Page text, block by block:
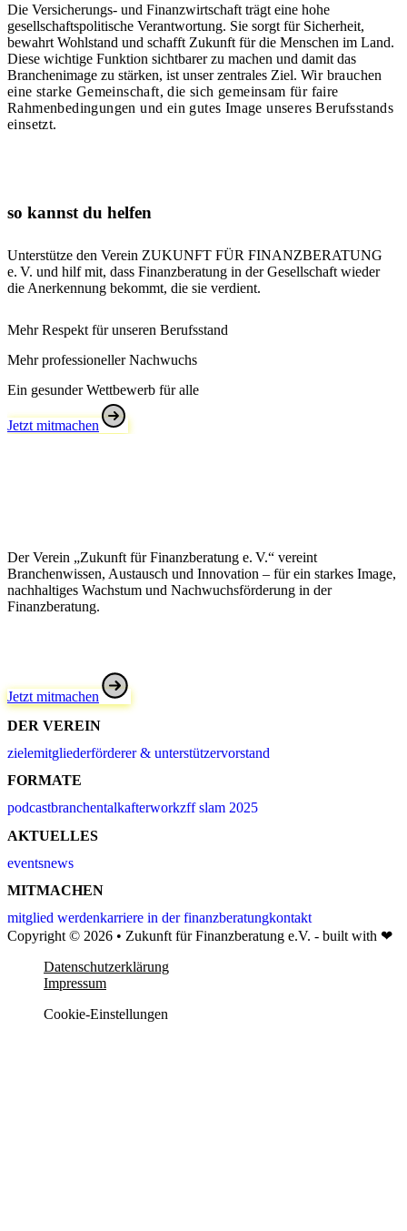
Die Versicherungs- und Finanzwirtschaft trägt eine hohe
gesellschaftspolitische Verantwortung. Sie sorgt für Sicherheit,
bewahrt Wohlstand und schafft Zukunft für die Menschen im Land.
Diese wichtige Funktion sichtbarer zu machen und damit das
Branchenimage zu stärken, ist unser zentrales Ziel. Wir brauchen
eine starke Gemeinschaft, die sich gemeinsam für faire
Rahmenbedingungen und ein gutes Image unseres Berufsstands
einsetzt.
so kannst du helfen
Unterstütze den Verein ZUKUNFT FÜR FINANZBERATUNG
e. V. und hilf mit, dass Finanzberatung in der Gesellschaft wieder
die Anerkennung bekommt, die sie verdient.
Mehr Respekt für unseren Berufsstand
Mehr professioneller Nachwuchs
Ein gesunder Wettbewerb für alle
Jetzt mitmachen
Der Verein „Zukunft für Finanzberatung e. V.“ vereint
Branchenwissen, Austausch und Innovation – für ein starkes Image,
nachhaltiges Wachstum und Nachwuchsförderung in der
Finanzberatung.
Jetzt mitmachen
DER VEREIN
zielemitgliederförderer & unterstützervorstand
FORMATE
podcastbranchentalkafterworkzff slam 2025
AKTUELLES
eventsnews
MITMACHEN
mitglied werdenkarriere in der finanzberatungkontakt
Copyright © 2026 • Zukunft für Finanzberatung e.V. - built with ❤
Datenschutzerklärung
Impressum
Cookie-Einstellungen